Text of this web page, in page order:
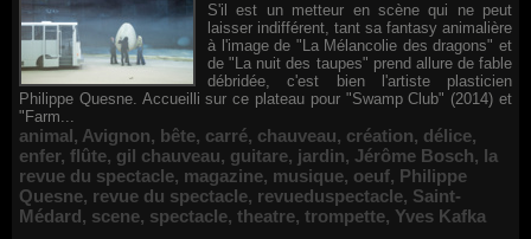
S'il est un metteur en scène qui ne peut
laisser indifférent, tant sa fantasy animalière
à l'image de "La Mélancolie des dragons" et
de "La nuit des taupes" prend allure de fable
débridée, c'est bien l'artiste plasticien
Philippe Quesne. Accueilli sur ce plateau pour "Swamp Club" (2014) et
"Farm...
animal, Avignon, bête, carré, chauveau, création, délice,
enfer, flûte, gil chauveau, guitare, jardin, Jérôme Bosch, la
revue du spectacle, magazine, musique, oeuf, Philippe
Quesne, revue du spectacle, revueduspectacle, Saint-
Médard, scene, spectacle, theatre, trompette, Yves Kafka